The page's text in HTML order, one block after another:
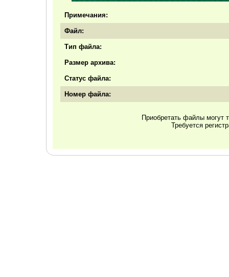
Примечания:
Файл:
Тип файла:
Размер архива:
Статус файла:
Номер файла:
Приобретать файлы могут
Требуется